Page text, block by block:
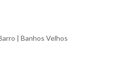
| Banhos Velhos